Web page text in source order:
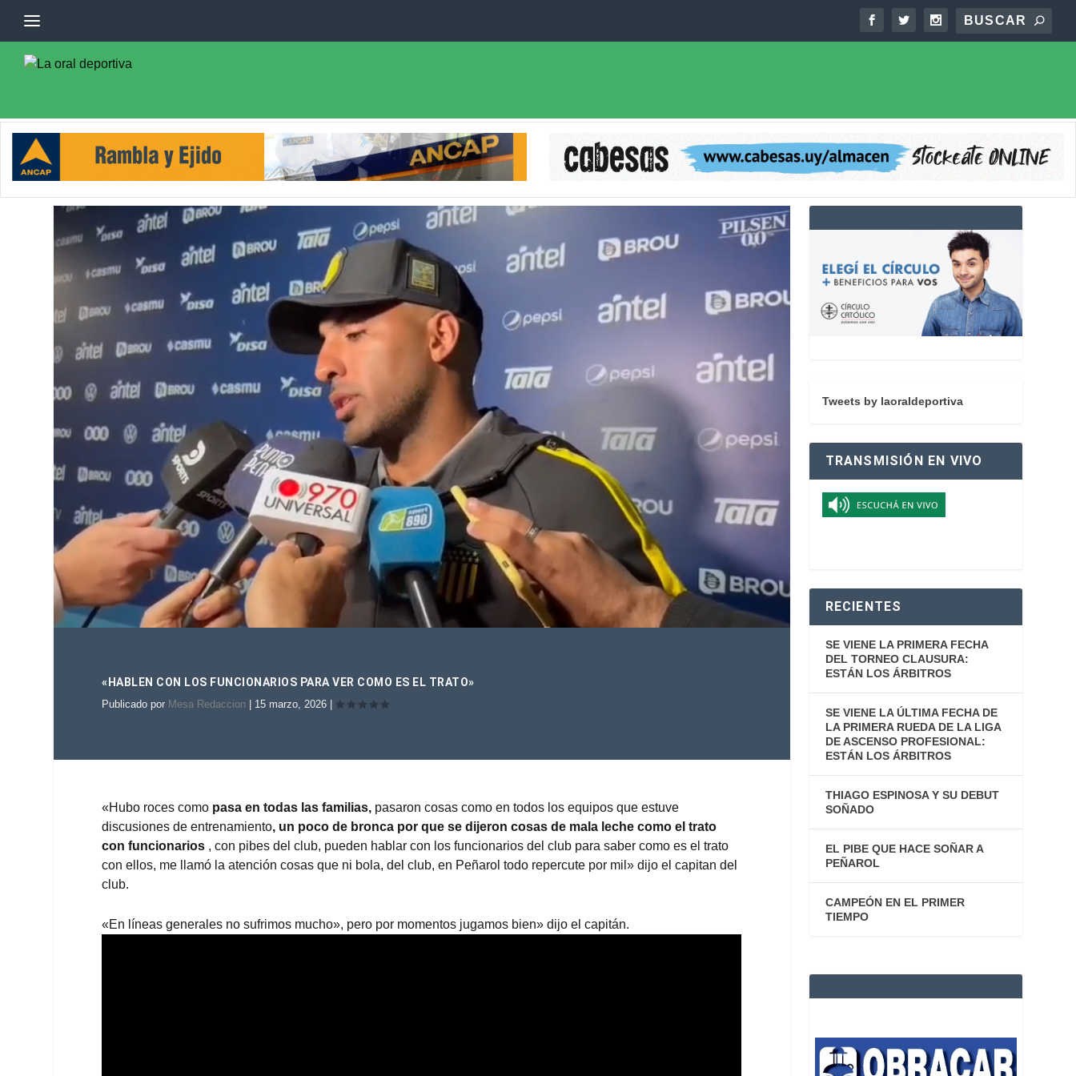
«HABLEN CON LOS FUNCIONARIOS PARA VER COMO ES EL TRATO»
Publicado por Mesa Redaccion 15 marzo, 2026
«Hubo roces como pasa en todas las familias, pasaron cosas como en todos los equipos que estuve
discusiones de entrenamiento, un poco de bronca por que se dijeron cosas de mala leche como el trato
con funcionarios , con pibes del club, pueden hablar con los funcionarios del club para saber como es el trato
con ellos, me llamó la atención cosas que ni bola, del club, en Peñarol todo repercute por mil» dijo el capitan del
club.
«En líneas generales no sufrimos mucho», pero por momentos jugamos bien» dijo el capitán.
Tweets by laoraldeportiva
TRANSMISIÓN EN VIVO
RECIENTES
SE VIENE LA PRIMERA FECHA
DEL TORNEO CLAUSURA:
ESTÁN LOS ÁRBITROS
SE VIENE LA ÚLTIMA FECHA DE
LA PRIMERA RUEDA DE LA LIGA
DE ASCENSO PROFESIONAL:
ESTÁN LOS ÁRBITROS
THIAGO ESPINOSA Y SU DEBUT
SOÑADO
EL PIBE QUE HACE SOÑAR A
PEÑAROL
CAMPEÓN EN EL PRIMER
TIEMPO